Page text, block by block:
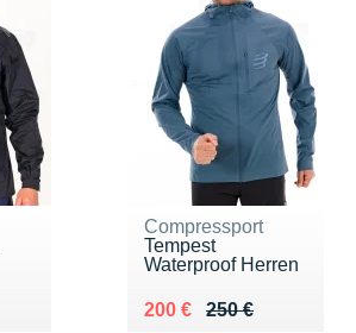
Compressport
Tempest
Waterproof Herren
250 €
Au lieu de 250 €
200 €
Vendu 200 €